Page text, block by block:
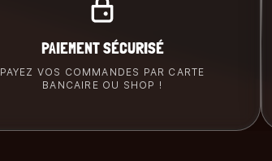
PAIEMENT SÉCURISÉ
PAYEZ VOS COMMANDES PAR CARTE
BANCAIRE OU SHOP !